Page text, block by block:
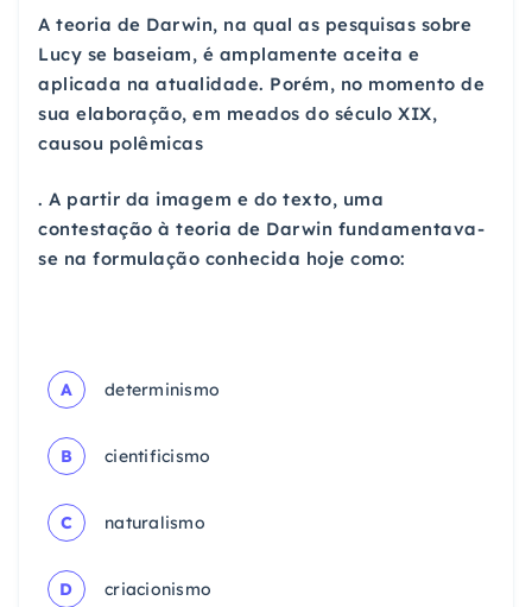
A teoria de Darwin, na qual as pesquisas sobre
Lucy se baseiam, é amplamente aceita e
aplicada na atualidade. Porém, no momento de
sua elaboração, em meados do século XIX,
causou polêmicas
. A partir da imagem e do texto, uma
contestação à teoria de Darwin fundamentava-
se na formulação conhecida hoje como:
A determinismo
B cientificismo
C naturalismo
D criacionismo